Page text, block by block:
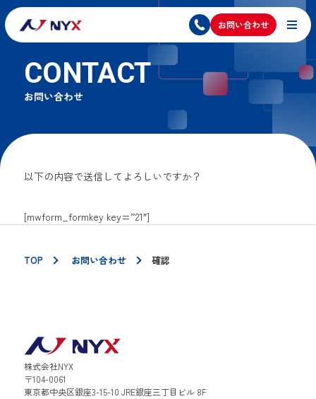
お問い合わせ
CONTACT
お問い合わせ
以下の内容で送信してよろしいですか？
[mwform_formkey key=”21″]
TOP お問い合わせ 確認
株式会社NYX
〒104-0061
東京都中央区銀座3-15-10 JRE銀座三丁目ビル 8F